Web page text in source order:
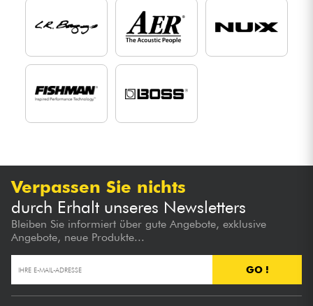
Verpassen Sie nichts
durch Erhalt unseres Newsletters
Bleiben Sie informiert über gute Angebote, exklusive
Angebote, neue Produkte...
GO !